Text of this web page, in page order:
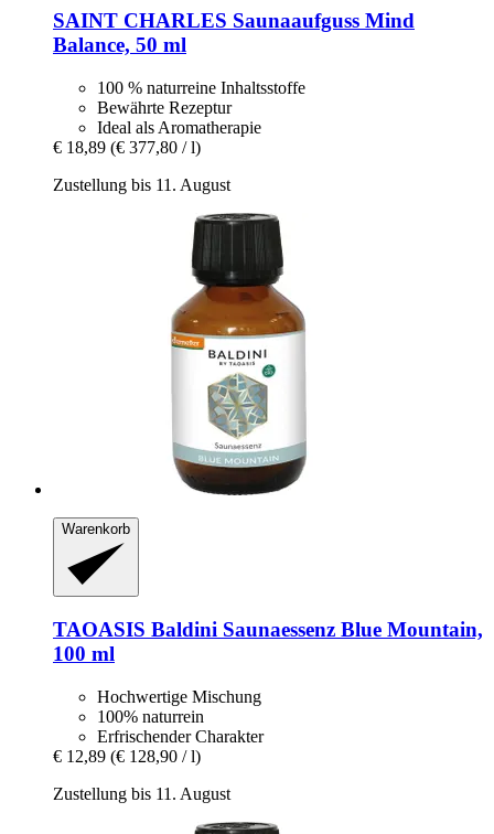
SAINT CHARLES Saunaaufguss Mind
Balance, 50 ml
100 % naturreine Inhaltsstoffe
Bewährte Rezeptur
Ideal als Aromatherapie
€ 18,89 (€ 377,80 / l)
Zustellung bis 11. August
Warenkorb
TAOASIS Baldini Saunaessenz Blue Mountain,
100 ml
Hochwertige Mischung
100% naturrein
Erfrischender Charakter
€ 12,89 (€ 128,90 / l)
Zustellung bis 11. August